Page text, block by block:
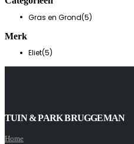
Gras en Grond(5)
Merk
Eliet(5)
TUIN & PARK BRUGGEMAN
Home